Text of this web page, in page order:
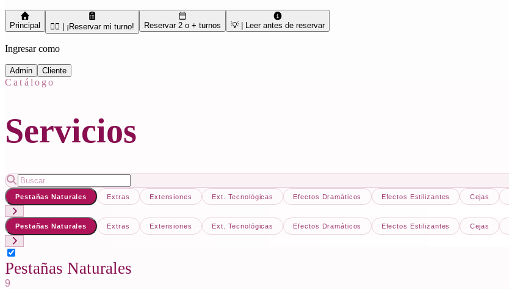
Principal 🙋‍♀️ | ¡Reservar mi turno! Reservar 2 o + turnos 💡 | Leer antes de reservar
Ingresar como
Admin Cliente
Catálogo
Servicios
Pestañas Naturales Extras Extensiones Ext. Tecnológicas Efectos Dramáticos Efectos Estilizantes Cejas
Pestañas Naturales Extras Extensiones Ext. Tecnológicas Efectos Dramáticos Efectos Estilizantes Cejas
Pestañas Naturales
9